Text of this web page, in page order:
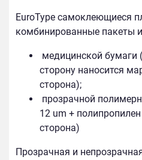
EuroType самоклеющиеся
комбинированные пакеты
медицинской бумаги
сторону наносится
сторона);
прозрачной
12 um +
сторона)
Прозрачная и